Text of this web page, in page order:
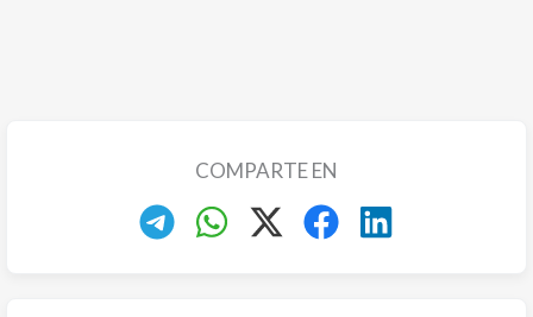
COMPARTE EN